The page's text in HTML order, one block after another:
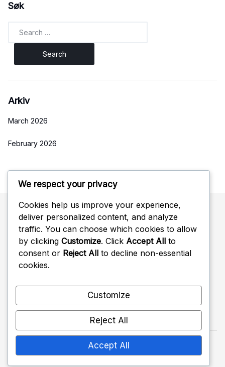
Søk
Search
Arkiv
March 2026
February 2026
Søk
Search
for:
Copyright 2026 —crossfitmn.com
We respect your privacy
Cookies help us improve your experience,
deliver personalized content, and analyze
traffic. You can choose which cookies to allow
by clicking Customize. Click Accept All to
consent or Reject All to decline non-essential
cookies.
Customize
Reject All
Accept All